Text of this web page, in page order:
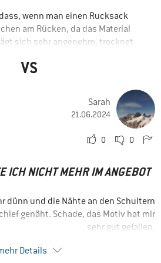
wenn man einen Rucksack
am Rücken, da das Material
sich sehr angenehm, trocknet
die Form bleibt erhalten.
VS
Sarah
21.06.2024
0 0
ICH NICHT MEHR IM ANGEBOT
dünn und die Nähte an den Schultern
genäht. Schade, das Motiv hat mir
sehr gut gefallen.
Details